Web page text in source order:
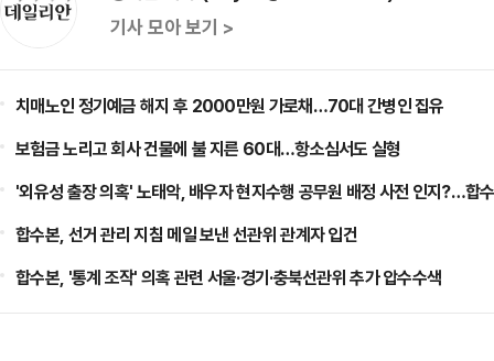
기사 모아 보기 >
치매노인 정기예금 해지 후 2000만원 가로채…70대 간병인 집유
보험금 노리고 회사 건물에 불 지른 60대…항소심서도 실형
'외유성 출장 의혹' 노태악, 배우자 현지수행 공무원 배정 사전 인지?…합
합수본, 선거 관리 지침 메일 보낸 선관위 관계자 입건
합수본, '통계 조작' 의혹 관련 서울·경기·충북선관위 추가 압수수색